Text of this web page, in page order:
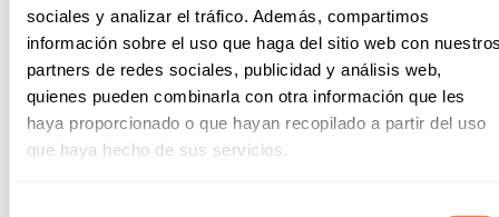
sociales y analizar el tráfico. Además, compartimos
información sobre el uso que haga del sitio web con
partners de redes sociales, publicidad y análisis web,
quienes pueden combinarla con otra información que les
haya proporcionado o que hayan recopilado a partir del uso
que haya hecho de sus servicios.
8/1-27/2, premier enfant gratuit à partir de 2 nuits de
séjour
28/2-26/3, 13/4-30/4, 3/5-4/6, premier et deuxième
enfants gratuits pour un séjour de 2 nuits minimum
1/5-2/5, 9/6-18/6, premier enfant gratuit pour un séjour
minimum de 3 nuits
27/3-12/4, 5/6-8/6, 19/6-25/6, premier enfant gratuit